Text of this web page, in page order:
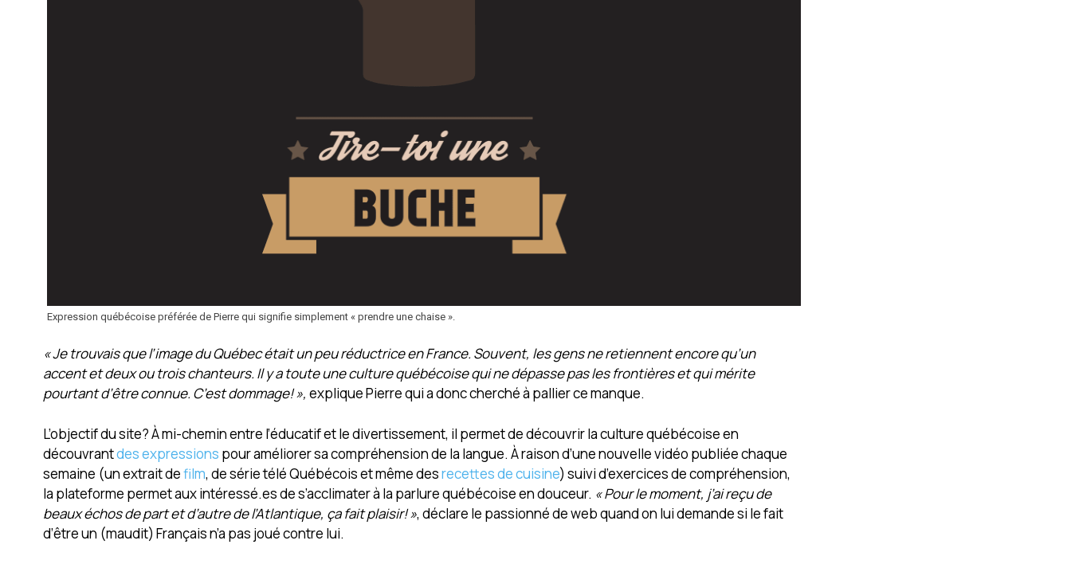
Expression québécoise préférée de Pierre qui signifie simplement « prendre une chaise ».
« Je trouvais que l’image du Québec était un peu réductrice en France. Souvent, les gens ne retiennent encore qu’un
accent et deux ou trois chanteurs. Il y a toute une culture québécoise qui ne dépasse pas les frontières et qui mérite
pourtant d’être connue. C’est dommage! », explique Pierre qui a donc cherché à pallier ce manque.
L’objectif du site? À mi-chemin entre l’éducatif et le divertissement, il permet de découvrir la culture québécoise en
découvrantdes expressions pour améliorer sa compréhension de la langue. À raison d’une nouvelle vidéo publiée chaque
semaine (un extrait defilm, de série télé Québécois et même desrecettes de cuisine) suivi d’exercices de compréhension,
la plateforme permet aux intéressé.es de s’acclimater à la parlure québécoise en douceur. « Pour le moment, j’ai reçu de
beaux échos de part et d’autre de l’Atlantique, ça fait plaisir! », déclare le passionné de web quand on lui demande si le fait
d’être un (maudit) Français n’a pas joué contre lui.